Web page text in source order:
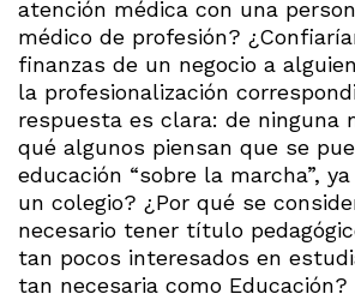
atención médica con una
médico de profesión?
finanzas de un negocio a
la profesionalización
respuesta es clara: de ninguna
qué algunos piensan que se
educación “sobre la marcha”,
un colegio? ¿Por qué se
necesario tener título
tan pocos interesados en
tan necesaria como Educación?